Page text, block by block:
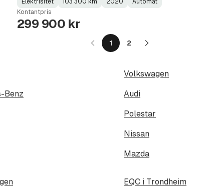
Fuel
Type:
Elektrisitet
Kilometerstand :
103 300 km
Model
Year:
2020
Gearbox
Type:
Automat
Kontantpris
299 900 kr
1 2
Neste
Volkswagen
Benz Audi
Polestar
Nissan
Mazda
EQC i Trondheim